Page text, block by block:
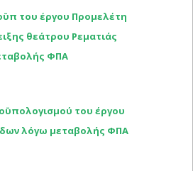
του έργου Προμελέτη
θεάτρου Ρεματιάς
ΦΠΑ
του έργου
λόγω μεταβολής ΦΠΑ